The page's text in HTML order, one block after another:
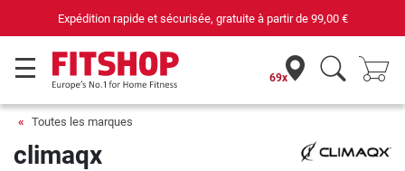
Expédition rapide et sécurisée, gratuite à partir de 99,00 €
69x
Toutes les marques
climaqx